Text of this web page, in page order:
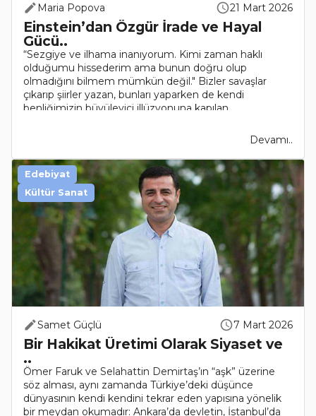
Maria Popova 21 Mart 2026
Einstein’dan Özgür İrade ve Hayal
Gücü..
“Sezgiye ve ilhama inanıyorum. Kimi zaman haklı
olduğumu hissederim ama bunun doğru olup
olmadığını bilmem mümkün değil." Bizler savaşlar
çıkarıp şiirler yazan, bunları yaparken de kendi
benliğimizin büyüleyici illüzyonuna kapılan
Devamı..
Samet Güçlü 7 Mart 2026
Bir Hakikat Üretimi Olarak Siyaset ve
..
Ömer Faruk ve Selahattin Demirtaş’ın “aşk” üzerine
söz alması, aynı zamanda Türkiye’deki düşünce
dünyasının kendi kendini tekrar eden yapısına yönelik
bir meydan okumadır: Ankara’da devletin, İstanbul’da
Edebiyat
Kültür Sanat